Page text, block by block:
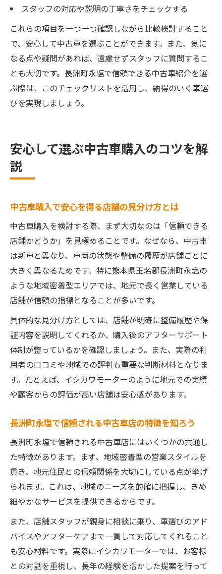
スタッフの対応や説明の丁寧さをチェックする
これらの項目を一つ一つ確認しながら比較検討すること
で、安心して中古車を選ぶことができます。また、気に
なる点や疑問があれば、遠慮せずスタッフに質問するこ
とも大切です。長洲町永塩で信頼できる中古車紹介を選
ぶ際は、このチェックリストを活用し、納得のいく車選
びを実現しましょう。
安心して選ぶ中古車購入のコツを解
説
中古車購入で安心を得る店舗の見分け方とは
中古車購入を検討する際、まず大切なのは「信頼できる
店舗かどうか」を見極めることです。なぜなら、中古車
は新車と異なり、車両の状態や整備の履歴が店舗ごとに
大きく異なるためです。特に熊本県玉名郡長洲町永塩の
ような地域密着型エリアでは、地元で長く営業している
店舗が信頼の指標となることが多いです。
具体的な見分け方としては、店舗が明確に整備履歴や保
証内容を説明してくれるか、購入後のアフターサポート
体制が整っているかを確認しましょう。また、実際の利
用者の口コミや地域での評判も重要な判断材料となりま
す。たとえば、イシカワモーターのように地元での実績
や顧客からの評価が高い店舗は安心感があります。
長洲町永塩で信頼される中古車店の特徴を知ろう
長洲町永塩で信頼される中古車店にはいくつかの共通し
た特徴があります。まず、地域密着型の営業スタイルを
貫き、地元住民との信頼関係を大切にしている点が挙げ
られます。これは、地域のニーズを的確に把握し、きめ
細やかなサービスを提供できるからです。
また、店舗スタッフが親身に相談に乗り、車選びのアド
バイスやアフターケアまで一貫して対応してくれること
も安心材料です。実際にイシカワモーターでは、お客様
との対話を重視し、長年の経験を活かした提案を行って